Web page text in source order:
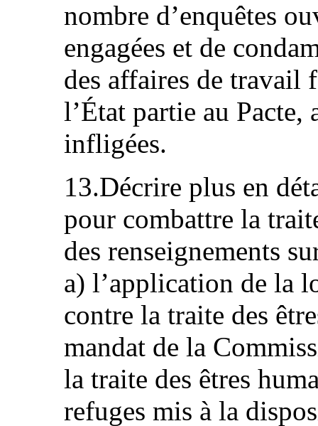
nombre d’enquêtes
engagées et de
des affaires de travail
l’État partie au Pacte,
infligées.
13.Décrire plus en
pour combattre la
des renseignements
a) l’application de la
contre la traite des
mandat de la
la traite des êtres
refuges mis à la